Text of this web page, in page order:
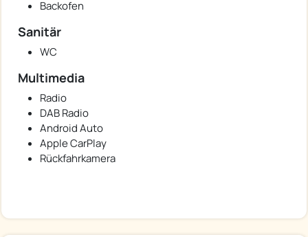
Backofen
Sanitär
WC
Multimedia
Radio
DAB Radio
Android Auto
Apple CarPlay
Rückfahrkamera